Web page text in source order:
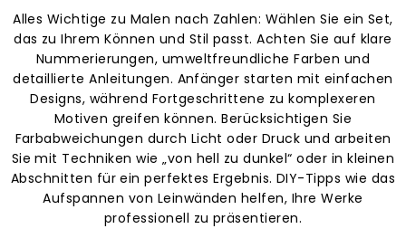
Alles Wichtige zu Malen nach Zahlen: Wählen Sie ein Set,
das zu Ihrem Können und Stil passt. Achten Sie auf klare
Nummerierungen, umweltfreundliche Farben und
detaillierte Anleitungen. Anfänger starten mit einfachen
Designs, während Fortgeschrittene zu komplexeren
Motiven greifen können. Berücksichtigen Sie
Farbabweichungen durch Licht oder Druck und arbeiten
Sie mit Techniken wie „von hell zu dunkel“ oder in kleinen
Abschnitten für ein perfektes Ergebnis. DIY-Tipps wie das
Aufspannen von Leinwänden helfen, Ihre Werke
professionell zu präsentieren.